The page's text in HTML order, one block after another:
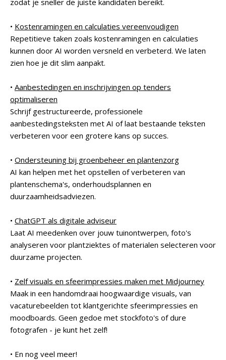
zodat je sneller de juiste kandidaten bereikt.
• Kostenramingen en calculaties vereenvoudigen
Repetitieve taken zoals kostenramingen en calculaties
kunnen door AI worden versneld en verbeterd. We laten
zien hoe je dit slim aanpakt.
• Aanbestedingen en inschrijvingen op tenders
optimaliseren
Schrijf gestructureerde, professionele
aanbestedingsteksten met AI of laat bestaande teksten
verbeteren voor een grotere kans op succes.
• Ondersteuning bij groenbeheer en plantenzorg
AI kan helpen met het opstellen of verbeteren van
plantenschema's, onderhoudsplannen en
duurzaamheidsadviezen.
• ChatGPT als digitale adviseur
Laat AI meedenken over jouw tuinontwerpen, foto's
analyseren voor plantziektes of materialen selecteren voor
duurzame projecten.
• Zelf visuals en sfeerimpressies maken met Midjourney
Maak in een handomdraai hoogwaardige visuals, van
vacaturebeelden tot klantgerichte sfeerimpressies en
moodboards. Geen gedoe met stockfoto's of dure
fotografen - je kunt het zelf!
• En nog veel meer!